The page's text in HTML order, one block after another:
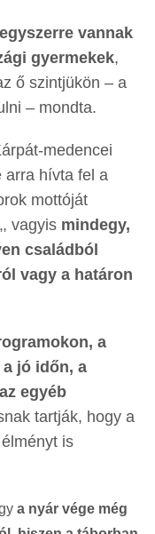
vannak
gyermekek,
ő szintjükön – a
– mondta.
medencei
arra hívta fel a
mottóját
vagyis mindegy,
családból
vagy a határon
a
jó időn, a
egyéb
tartják, hogy a
is
a nyár vége még